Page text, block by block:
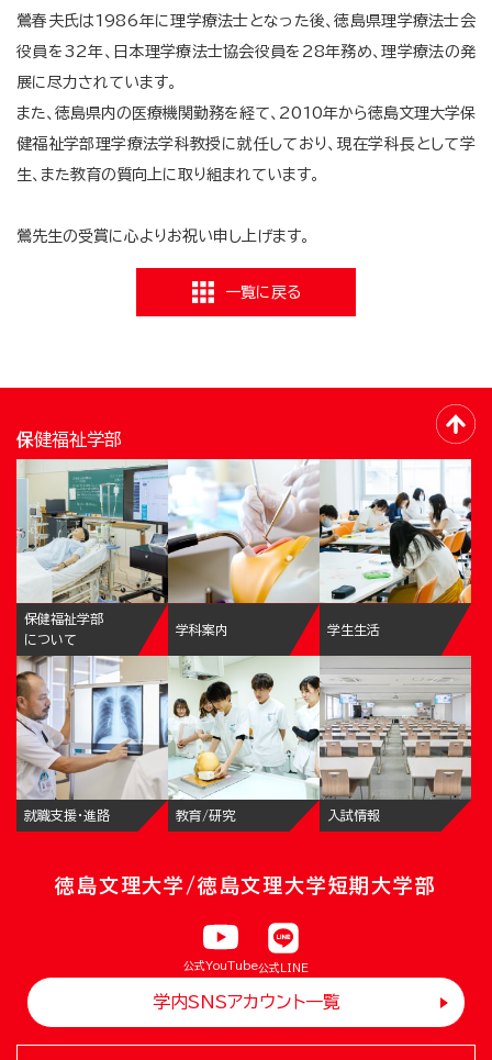
鶯春夫氏は1986年に理学療法士となった後、徳島県理学療法士会
役員を32年、日本理学療法士協会役員を28年務め、理学療法の発
展に尽力されています。
また、徳島県内の医療機関勤務を経て、2010年から徳島文理大学保
健福祉学部理学療法学科教授に就任しており、現在学科長として学
生、また教育の質向上に取り組まれています。
鶯先生の受賞に心よりお祝い申し上げます。
一覧に戻る
保健福祉学部
保健福祉学部
について
学科案内 学生生活
就職支援・進路 教育/研究 入試情報
徳島文理大学/徳島文理大学短期大学部
公式YouTube公式LINE
学内SNSアカウント一覧